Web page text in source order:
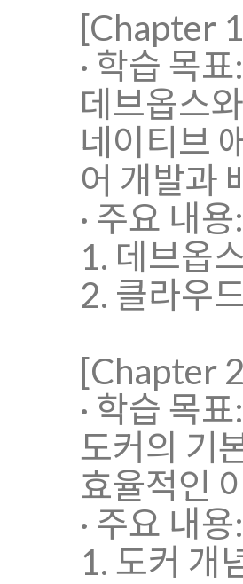
[Chapter
· 학습 목표:
데브옵스
네이티브
어 개발과
· 주요 내용:
1. 데브옵
2. 클라우
[Chapter
· 학습 목표:
도커의 기
효율적인
· 주요 내용:
1. 도커 개